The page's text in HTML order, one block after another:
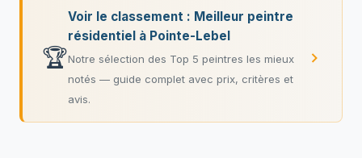
🏆
Voir le classement : Meilleur peintre
résidentiel à Pointe-Lebel
Notre sélection des Top 5 peintres les mieux
notés — guide complet avec prix, critères et
avis.